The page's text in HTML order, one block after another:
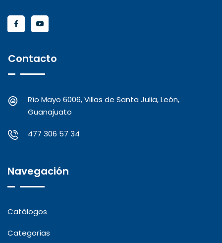
Contacto
Río Mayo 6006, Villas de Santa Julia, León,
Guanajuato
477 306 57 34
Navegación
Catálogos
Categorías